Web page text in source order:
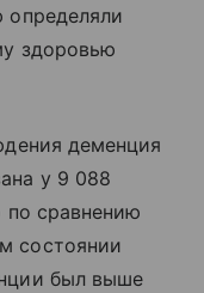
определяли
здоровью
деменция
у 9 088
по сравнению
состоянии
был выше